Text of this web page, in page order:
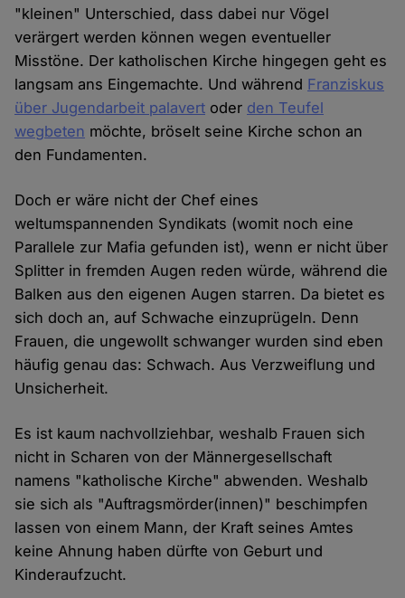
"kleinen" Unterschied, dass dabei nur Vögel
verärgert werden können wegen eventueller
Misstöne. Der katholischen Kirche hingegen geht es
langsam ans Eingemachte. Und während Franziskus
über Jugendarbeit palavert oder den Teufel
wegbeten möchte, bröselt seine Kirche schon an
den Fundamenten.
Doch er wäre nicht der Chef eines
weltumspannenden Syndikats (womit noch eine
Parallele zur Mafia gefunden ist), wenn er nicht über
Splitter in fremden Augen reden würde, während die
Balken aus den eigenen Augen starren. Da bietet es
sich doch an, auf Schwache einzuprügeln. Denn
Frauen, die ungewollt schwanger wurden sind eben
häufig genau das: Schwach. Aus Verzweiflung und
Unsicherheit.
Es ist kaum nachvollziehbar, weshalb Frauen sich
nicht in Scharen von der Männergesellschaft
namens "katholische Kirche" abwenden. Weshalb
sie sich als "Auftragsmörder(innen)" beschimpfen
lassen von einem Mann, der Kraft seines Amtes
keine Ahnung haben dürfte von Geburt und
Kinderaufzucht.